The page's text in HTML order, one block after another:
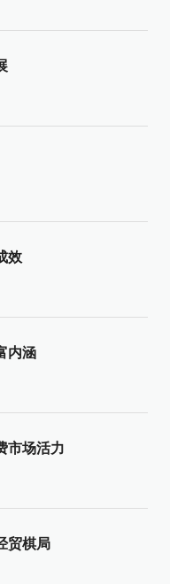
效
内涵
市场活力
贸棋局